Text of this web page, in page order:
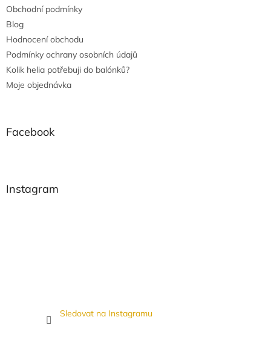
Obchodní podmínky
Blog
Hodnocení obchodu
Podmínky ochrany osobních údajů
Kolik helia potřebuji do balónků?
Moje objednávka
Facebook
Instagram
Sledovat na Instagramu